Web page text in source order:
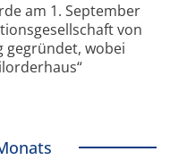
am 1. September
von
gegründet, wobei